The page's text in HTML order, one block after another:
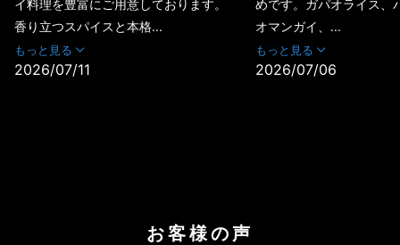
イ料理を豊富にご用意しております。
香り立つスパイスと本格...
もっと見る
2026/07/11
めです。ガパオライス、
オマンガイ、...
もっと見る
2026/07/06
お客様の声